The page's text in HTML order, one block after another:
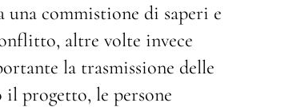
commistione di saperi e
altre volte invece
la trasmissione delle
progetto, le persone